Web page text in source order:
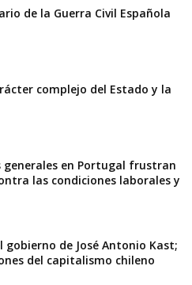
de la Guerra Civil Española
complejo del Estado y la
generales en Portugal frustran
las condiciones laborales y
gobierno de José Antonio Kast;
del capitalismo chileno